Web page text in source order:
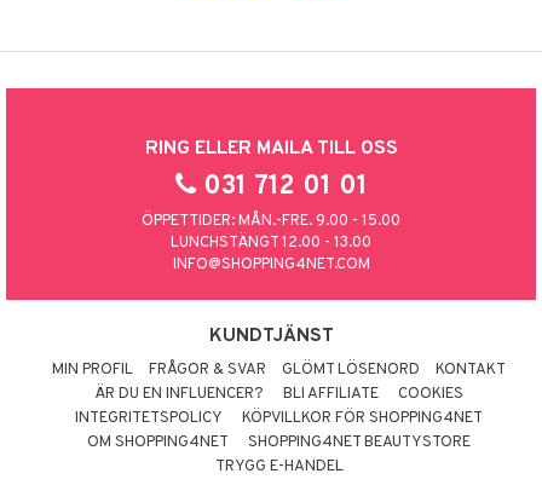
RING ELLER MAILA TILL OSS
031 712 01 01
ÖPPETTIDER: MÅN.-FRE. 9.00 - 15.00
LUNCHSTÄNGT 12.00 - 13.00
INFO@SHOPPING4NET.COM
KUNDTJÄNST
MIN PROFIL FRÅGOR & SVAR GLÖMT LÖSENORD
KONTAKT
ÄR DU EN INFLUENCER?
BLI AFFILIATE
COOKIES
INTEGRITETSPOLICY
KÖPVILLKOR FÖR SHOPPING4NET
OM SHOPPING4NET
SHOPPING4NET BEAUTYSTORE
TRYGG E-HANDEL